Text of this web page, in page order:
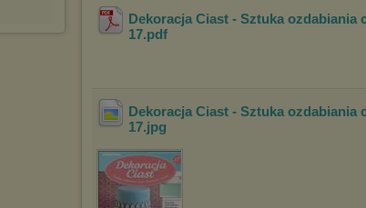
Dekoracja Ciast - Sztuka ozdabiania
17.pdf
Dekoracja Ciast - Sztuka ozdabiania
17.jpg